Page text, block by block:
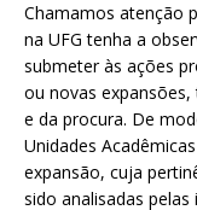
Chamamos atenção
na UFG tenha a
submeter às ações
ou novas
e da procura. De
Unidades
expansão, cuja
sido analisadas pelas